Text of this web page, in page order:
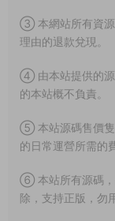
③ 本網站所有資源
理由的退款兌現。
④ 由本站提供的源
的本站概不負責。
⑤ 本站源碼售價隻
的日常運營所需的
⑥ 本站所有源碼，
除，支持正版，勿